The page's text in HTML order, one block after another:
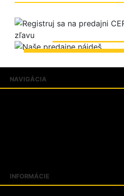
NAVIGÁCIA
INFORMÁCIE